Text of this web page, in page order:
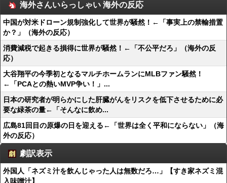
海外さんいらっしゃい 海外の反応
中国が対米ドローン規制強化して世界が騒然！←「事実上の禁輸措置
か？」（海外の反応）
消費減税で起きる損得に世界が騒然！←「不公平だろ」（海外の反
応）
大谷翔平の今季初となるマルチホームランにMLBファン騒然！
←「PCAとの熱いMVP争い！」...
日本の研究者が明らかにした肝臓がんをリスクを低下させるために必
要な緑茶の量←「そんなに飲め...
広島81回目の原爆の日を迎える←「世界は全く平和にならない」（海
外の反応）
劇訳表示
外国人「ネズミ汁を飲んじゃった人は無数だろ…」【すき家ネズミ混
入味噌汁】